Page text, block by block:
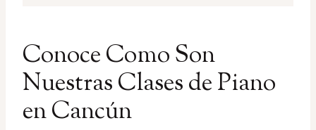
Conoce Como Son
Nuestras Clases de Piano
en Cancún